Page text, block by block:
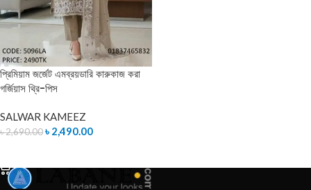
প্রিমিয়াম জর্জেট এমব্রয়ডারি কারুকাজ করা
গর্জিয়াস থ্রি-পিস
SALWAR KAMEEZ
৳2,690.00৳ 2,490.00